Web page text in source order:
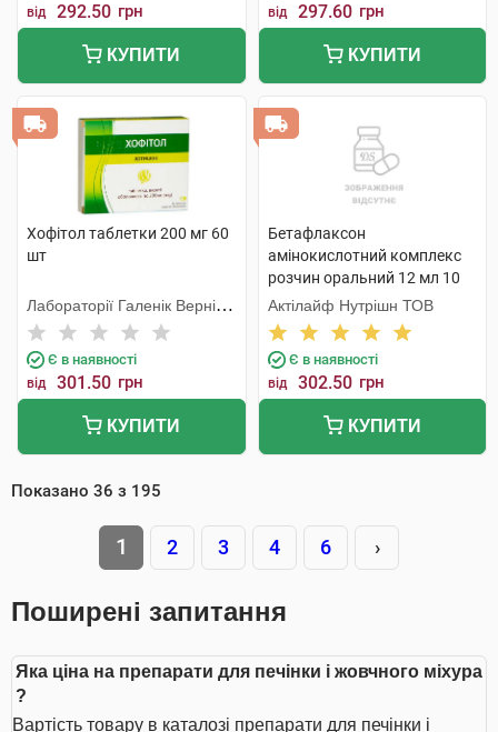
від 292.50 грн
КУПИТИ
від 297.60 грн
КУПИТИ
Хофітол таблетки 200 мг 60
шт
Лабораторії Галенік Вернін/
Франція
Є в наявності
від 301.50 грн
КУПИТИ
Бетафлаксон
амінокислотний комплекс
розчин оральний 12 мл 10
стіків
Актілайф Нутрішн ТОВ
Є в наявності
від 302.50 грн
КУПИТИ
Показано 36 з 195
1 2 3 4 6 ›
Поширені запитання
Яка ціна на препарати для печінки і жовчного міхура
?
Вартість товару в каталозі препарати для печінки і